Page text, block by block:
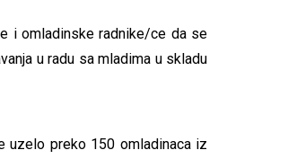
i omladinske radnike/ce da se
u radu sa mladima u skladu
uzelo preko 150 omladinaca iz